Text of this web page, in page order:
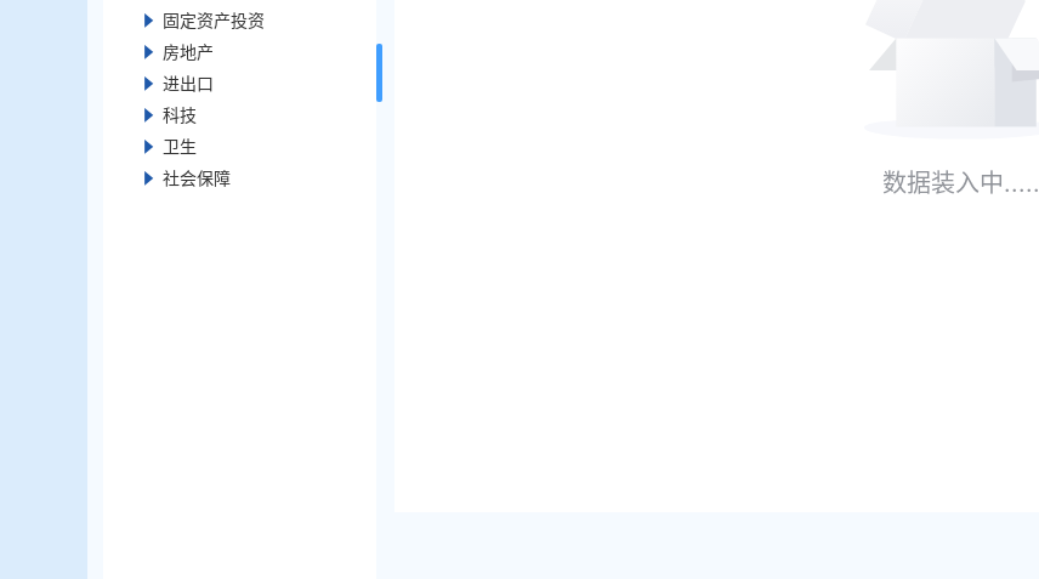
固定资产投资
房地产
进出口
科技
卫生
社会保障
数据装入中.....